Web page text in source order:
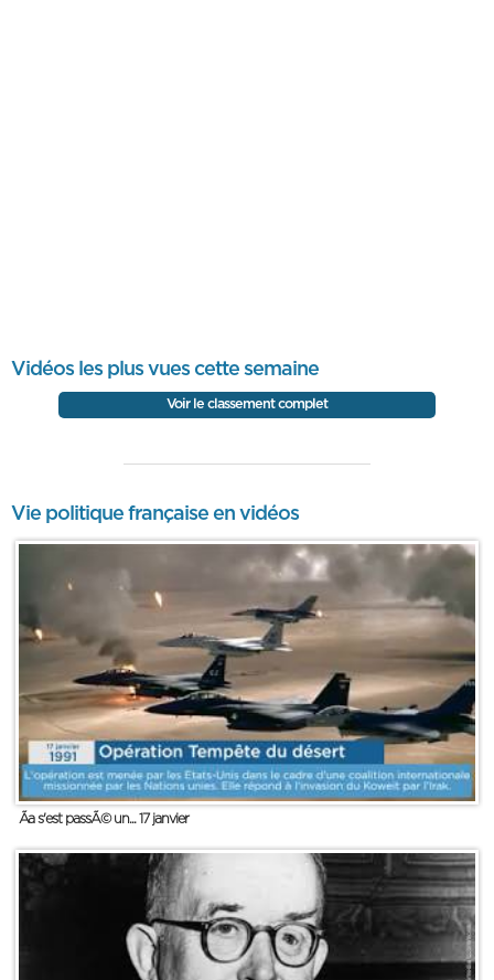
Vidéos les plus vues cette semaine
Voir le classement complet
Vie politique française en vidéos
Ãa s'est passÃ© un... 17 janvier